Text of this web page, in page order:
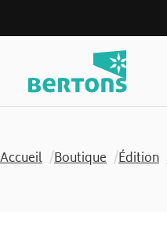
content
Accueil /Boutique /Édition